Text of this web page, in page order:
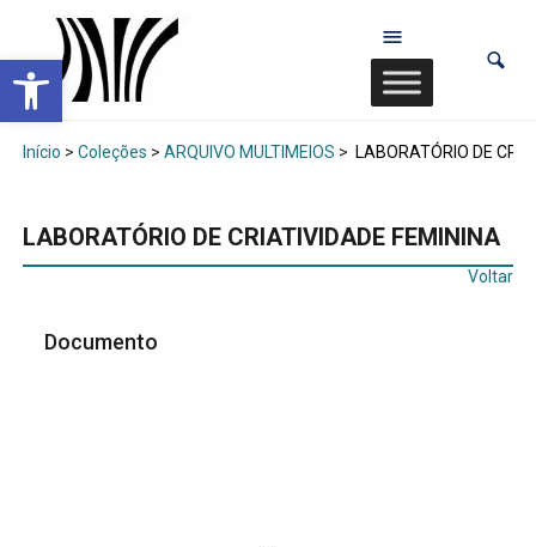
Abrir a barra de ferramentas
Início > Coleções > ARQUIVO MULTIMEIOS > LABORATÓRIO DE
LABORATÓRIO DE CRIATIVIDADE FEMININA
Voltar
Documento